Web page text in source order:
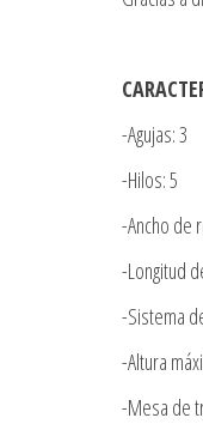
-Agujas: 3
-Hilos: 5
-Ancho de
-Longitud
-Sistema
-Altura
-Mesa de